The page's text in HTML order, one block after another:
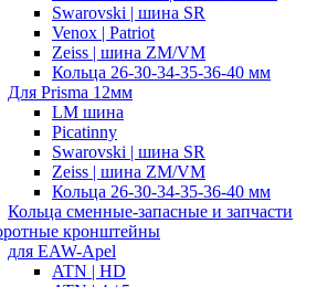
Swarovski | шина SR
Venox | Patriot
Zeiss | шина ZM/VM
Кольца 26-30-34-35-36-40 мм
Для Prisma 12мм
LM шина
Picatinny
Swarovski | шина SR
Zeiss | шина ZM/VM
Кольца 26-30-34-35-36-40 мм
Кольца сменные-запасные и запчасти
кронштейны
для EAW-Apel
ATN | HD